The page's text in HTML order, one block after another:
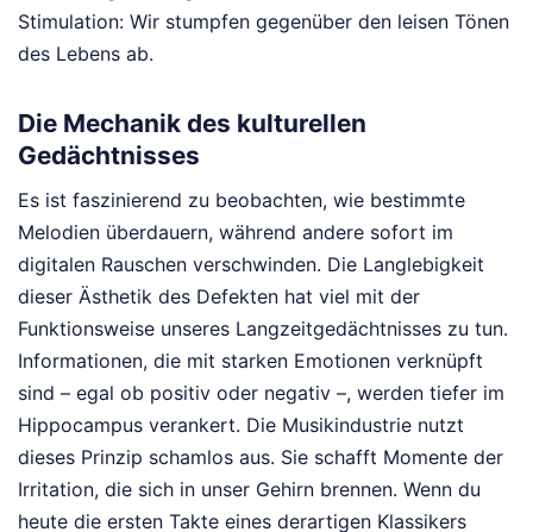
Stimulation: Wir stumpfen gegenüber den leisen Tönen
des Lebens ab.
Die Mechanik des kulturellen
Gedächtnisses
Es ist faszinierend zu beobachten, wie bestimmte
Melodien überdauern, während andere sofort im
digitalen Rauschen verschwinden. Die Langlebigkeit
dieser Ästhetik des Defekten hat viel mit der
Funktionsweise unseres Langzeitgedächtnisses zu tun.
Informationen, die mit starken Emotionen verknüpft
sind – egal ob positiv oder negativ –, werden tiefer im
Hippocampus verankert. Die Musikindustrie nutzt
dieses Prinzip schamlos aus. Sie schafft Momente der
Irritation, die sich in unser Gehirn brennen. Wenn du
heute die ersten Takte eines derartigen Klassikers